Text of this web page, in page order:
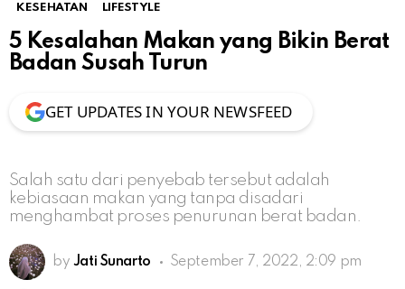
KESEHATAN LIFESTYLE
5 Kesalahan Makan yang Bikin Berat
Badan Susah Turun
GET UPDATES IN YOUR NEWSFEED
Salah satu dari penyebab tersebut adalah
kebiasaan makan yang tanpa disadari
menghambat proses penurunan berat badan.
by Jati Sunarto September 7, 2022, 2:09 pm